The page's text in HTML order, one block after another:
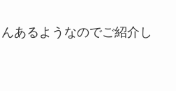
あるようなのでご紹介し